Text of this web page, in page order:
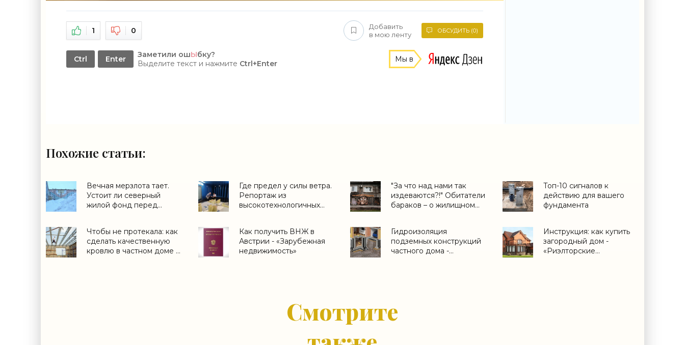
1 0
Добавить
в мою ленту
ОБСУДИТЬ (0)
Ctrl Enter Заметили ошЫбку?
Выделите текст и нажмите Ctrl+Enter Мы в
Похожие статьи:
Вечная мерзлота тает.
Устоит ли северный
жилой фонд перед
Где предел у силы ветра.
Репортаж из
высокотехнологичных
строительства»
"За что над нами так
издеваются?!" Обитатели
бараков – о жилищном
Топ-10 сигналов к
действию для вашего
фундамента
Чтобы не протекала: как
сделать качественную
кровлю в частном доме -
Как получить ВНЖ в
Австрии - «Зарубежная
недвижимость»
Гидроизоляция
подземных конструкций
частного дома -
Инструкция: как купить
загородный дом -
«Риэлторские
Смотрите